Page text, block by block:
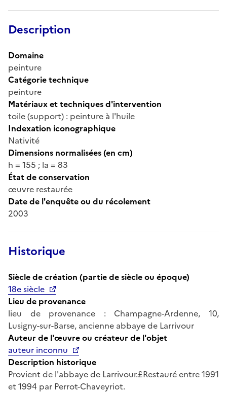
Description
Domaine
peinture
Catégorie technique
peinture
Matériaux et techniques d'intervention
toile (support) : peinture à l'huile
Indexation iconographique
Nativité
Dimensions normalisées (en cm)
h = 155 ; la = 83
État de conservation
œuvre restaurée
Date de l'enquête ou du récolement
2003
Historique
Siècle de création (partie de siècle ou époque)
18e siècle
Lieu de provenance
lieu de provenance : Champagne-Ardenne, 10,
Lusigny-sur-Barse, ancienne abbaye de Larrivour
Auteur de l'œuvre ou créateur de l'objet
auteur inconnu
Description historique
Provient de l'abbaye de Larrivour.£Restauré entre 1991
et 1994 par Perrot-Chaveyriot.